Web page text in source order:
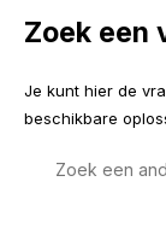
Zoek een
Je kunt hier de
beschikbare